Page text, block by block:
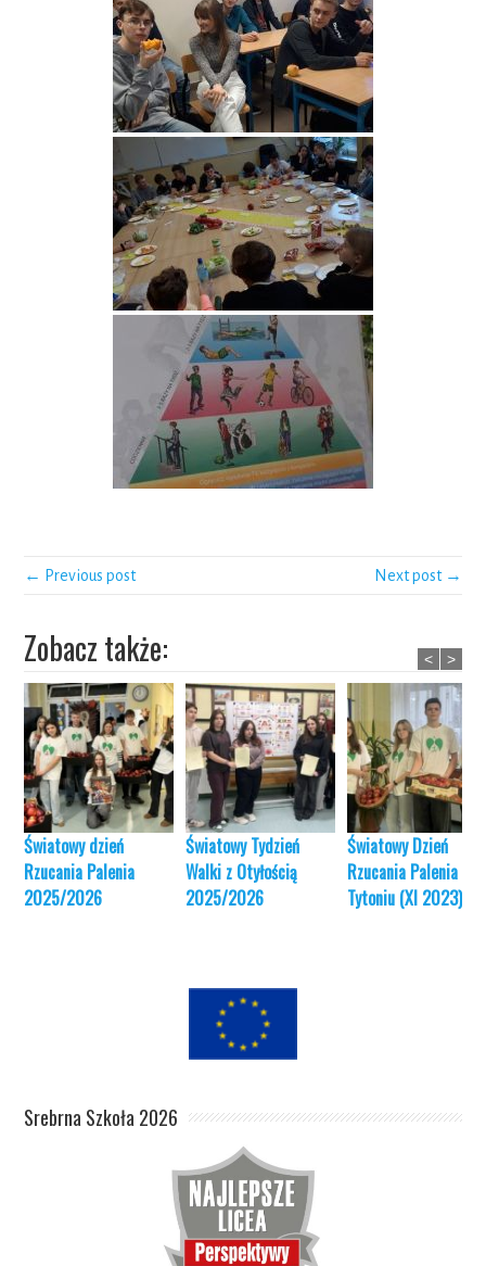
← Previous post Next post →
Zobacz także:
Światowy dzień
Rzucania Palenia
2025/2026
Światowy Tydzień
Walki z Otyłością
2025/2026
Światowy Dzień
Rzucania Palenia
Tytoniu (XI 2023)
< >
Srebrna Szkoła 2026